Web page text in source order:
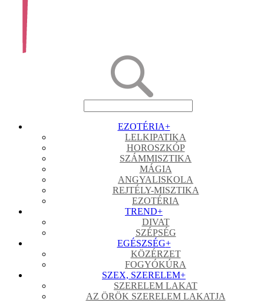
EZOTÉRIA+
LELKIPATIKA
HOROSZKÓP
SZÁMMISZTIKA
MÁGIA
ANGYALISKOLA
REJTÉLY-MISZTIKA
EZOTÉRIA
TREND+
DIVAT
SZÉPSÉG
EGÉSZSÉG+
KÖZÉRZET
FOGYÓKÚRA
SZEX, SZERELEM+
SZERELEM LAKAT
AZ ÖRÖK SZERELEM LAKATJA